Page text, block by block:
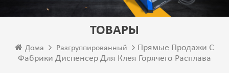
ТОВАРЫ
Дома Разгруппированный
Прямые Продажи С
Фабрики Диспенсер Для Клея Горячего Расплава